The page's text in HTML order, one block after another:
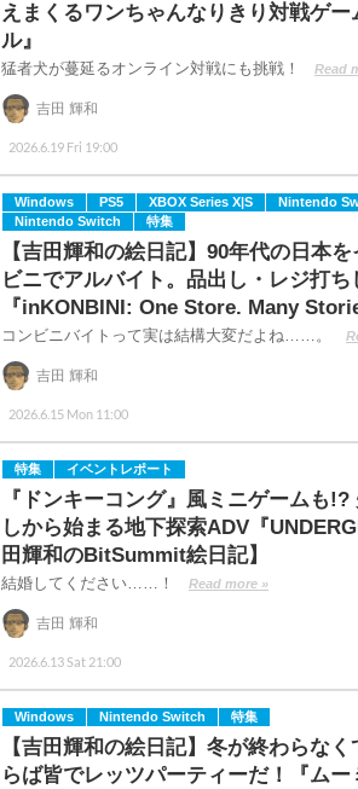
えまくるワンちゃんなりきり対戦ゲー
ル』
猛者犬が蔓延るオンライン対戦にも挑戦！ Read
2026.6.19 Fri 19:00
吉田 輝和
Windows PS5 XBOX Series X|S
Nintendo
Nintendo Switch
特集
【吉田輝和の絵日記】90年代の日本
ビニでアルバイト。品出し・レジ打ち
『inKONBINI: One Store. Many
コンビニバイトって実は結構大変だよね……。
2026.6.15 Mon 11:00
吉田 輝和
特集 イベントレポート
『ドンキーコング』風ミニゲームも
しから始まる地下探索ADV『
田輝和のBitSummit絵日記】
結婚してください……！ Read more »
2026.6.13 Sat 21:00
吉田 輝和
Windows Nintendo Switch 特集
【吉田輝和の絵日記】冬が終わらな
らば皆でレッツパーティーだ！『ム